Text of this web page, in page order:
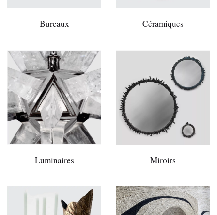
Bureaux Céramiques
Luminaires Miroirs